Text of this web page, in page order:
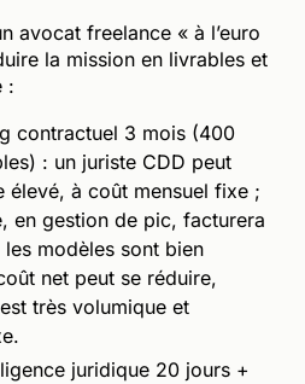
avocat freelance « à l’euro
la mission en livrables et
:
contractuel 3 mois (400
: un juriste CDD peut
élevé, à coût mensuel fixe ;
en gestion de pic, facturera
modèles sont bien
net peut se réduire,
très volumique et
juridique 20 jours +